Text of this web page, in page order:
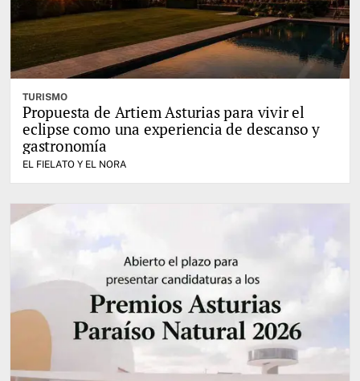
TURISMO
Propuesta de Artiem Asturias para vivir el
eclipse como una experiencia de descanso y
gastronomía
EL FIELATO Y EL NORA